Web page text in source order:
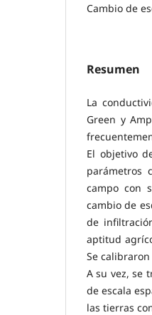
Cambio de
Resumen
La
Green y
El objetivo
parámetros
campo con
cambio de
de
aptitud
Se
A su vez, se
de escala
las tierras